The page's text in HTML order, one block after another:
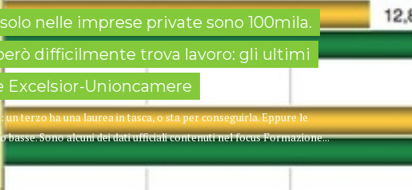
nelle imprese private sono 100mila.
difficilmente trova lavoro: gli ultimi
Unioncamere
terzo ha una laurea in tasca, o sta per conseguirla. Eppure le
Sono alcuni dei dati ufficiali contenuti nel focus Formazione...